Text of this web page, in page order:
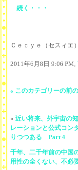
続く・・・
Ｃｅｃｙｅ（セスィエ）
2011年6月8日 9:06 PM,
« このカテゴリーの前
« 近い将来、外宇宙の
レーションと公式コン
りつつある Part 4
千年、二千年前の中国
用性の全くない、不